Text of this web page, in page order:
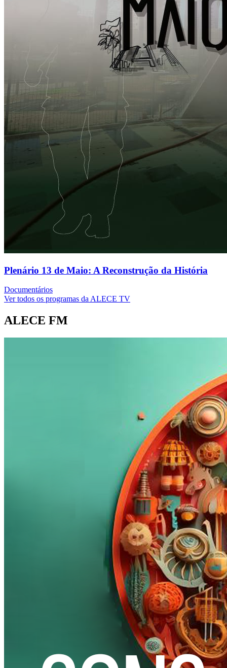
Plenário 13 de Maio: A Reconstrução da História
Documentários
Ver todos os programas da ALECE TV
ALECE FM